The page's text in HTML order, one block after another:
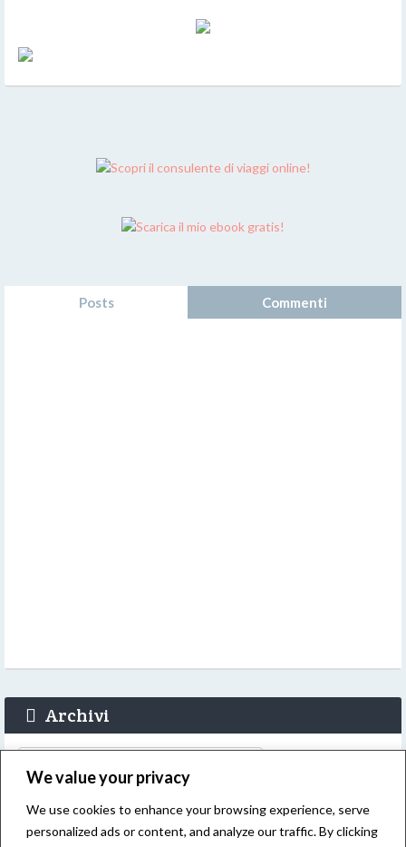
We value your privacy
We use cookies to enhance your browsing experience, serve
personalized ads or content, and analyze our traffic. By clicking
Posts Commenti
Archivi
Login